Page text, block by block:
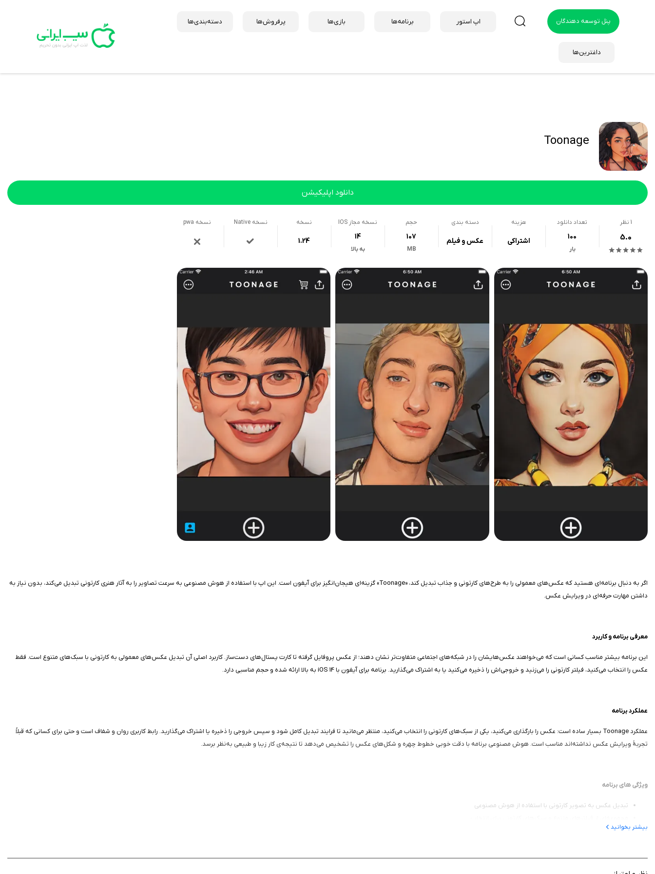
پنل توسعه دهندگان اپ استور برنامه‌ها بازی‌ها پرفروش‌ها دسته‌بندی‌ها
داغترین‌ها
Toonage
دانلود اپلیکیشن
1 نظر
5.0
تعداد دانلود
100
بار
هزینه
اشتراکی
دسته بندی
عکس و فیلم
حجم
107
MB
نسخه مجاز IOS
14
به بالا
نسخه
1.24
نسخه Native نسخه pwa
اگر به دنبال برنامه‌ای هستید که عکس‌های معمولی‌ را به طرح‌های کارتونی و جذاب تبدیل کند، «Toonage» گزینه‌ای هیجان‌انگیز برای آیفون است. این اپ با استفاده از هوش مصنوعی به سرعت تصاویر را به آثار هنری کارتونی تبدیل می‌کند، بدون نیاز به
داشتن مهارت حرفه‌ای در ویرایش عکس.
معرفی برنامه و کاربرد
این برنامه بیشتر مناسب کسانی است که می‌خواهند عکس‌هایشان را در شبکه‌های اجتماعی متفاوت‌تر نشان دهند؛ از عکس پروفایل گرفته تا کارت پستال‌های دست‌ساز. کاربرد اصلی آن تبدیل عکس‌های معمولی به کارتونی با سبک‌های متنوع است. فقط
عکس را انتخاب می‌کنید، فیلتر کارتونی را می‌زنید و خروجی‌اش را ذخیره می‌کنید یا به اشتراک می‌گذارید. برنامه برای آیفون با iOS 14 به بالا ارائه شده و حجم مناسبی دارد.
عملکرد برنامه
عملکرد Toonage بسیار ساده است: عکس را بارگذاری می‌کنید، یکی از سبک‌های کارتونی را انتخاب می‌کنید، منتظر می‌مانید تا فرایند تبدیل کامل شود و سپس خروجی را ذخیره یا اشتراک می‌گذارید. رابط کاربری روان و شفاف است و حتی برای کسانی که قبلاً
تجربهٔ ویرایش عکس نداشته‌اند مناسب است. هوش مصنوعی برنامه با دقت خوبی خطوط چهره و شکل‌های عکس را تشخیص می‌دهد تا نتیجه‌ی کار زیبا و طبیعی به‌نظر برسد.
ویژگی‌ های برنامه
تبدیل عکس به تصویر کارتونی با استفاده از هوش مصنوعی
امکان ذخیرهٔ خروجی با کیفیت بالا و اشتراک‌گذاری مستقیم در شبکه‌های اجتماعی
رابط کاربری ساده و مناسب برای کاربران مبتدی
بیشتر بخوانید